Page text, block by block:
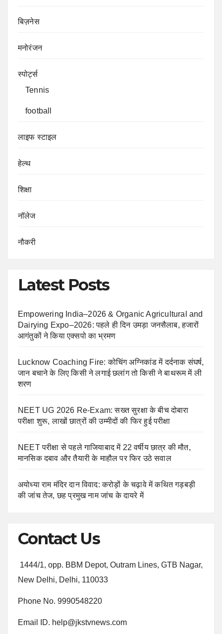
बिज़नेस
मनोरंजन
स्पोर्ट्स
Tennis
football
लाइफ स्टाइल
हेल्थ
शिक्षा
नॉलेज
नौकरी
Latest Posts
Empowering India–2026 & Organic Agricultural and
Dairying Expo–2026: पहले ही दिन उमड़ा जनसैलाब, हजारों
आगंतुकों ने किया एक्सपो का भ्रमण
Lucknow Coaching Fire: कोचिंग अग्निकांड में दर्दनाक संघर्ष,
जान बचाने के लिए किसी ने लगाई छलांग तो किसी ने बाथरूम में ली
शरण
NEET UG 2026 Re-Exam: सख्त सुरक्षा के बीच दोबारा
परीक्षा शुरू, लाखों छात्रों की उम्मीदों की फिर हुई परीक्षा
NEET परीक्षा से पहले गाजियाबाद में 22 वर्षीय छात्र की मौत,
मानसिक दबाव और तैयारी के माहौल पर फिर उठे सवाल
अयोध्या राम मंदिर दान विवाद: करोड़ों के चढ़ावे में कथित गड़बड़ी
की जांच तेज, छह प्रमुख नाम जांच के दायरे में
Contact Us
1444/1, opp. BBM Depot, Outram Lines, GTB Nagar,
New Delhi, Delhi, 110033
Phone No. 9990548220
Email ID. help@jkstvnews.com